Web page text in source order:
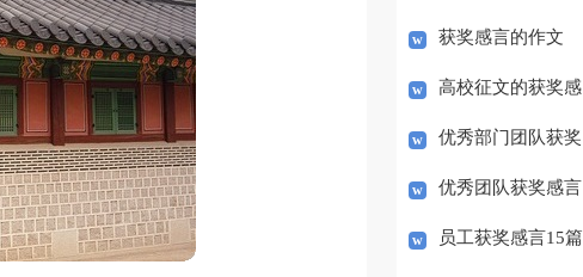
子 获奖感言的作文
300字汇总八篇
高校征文的获奖感
言 优秀部门团队获奖
感言优秀团队获奖感言
范文员工获奖感言15篇